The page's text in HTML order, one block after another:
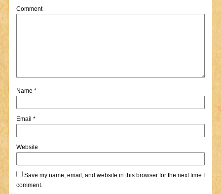
Comment
Name *
Email *
Website
Save my name, email, and website in this browser for the next time I
comment.